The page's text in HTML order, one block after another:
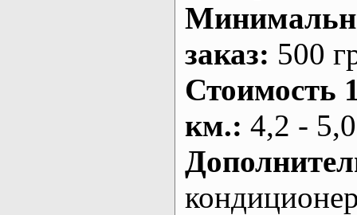
заказ: 500
Стоимость
км.: 4,2 -